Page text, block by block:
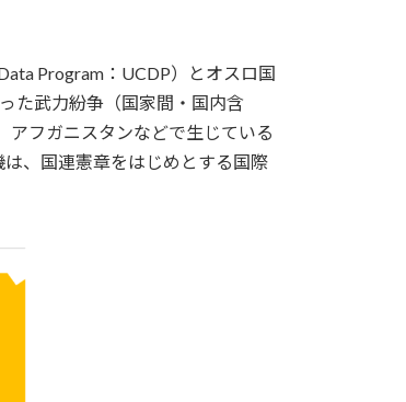
Program：UCDP）とオスロ国
た武力紛争（国家間・国内含
アフガニスタンなどで生じている
、国連憲章をはじめとする国際